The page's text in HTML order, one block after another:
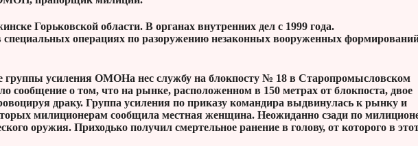
Горьковской области. В органах внутренних дел с 1999 года.
специальных операциях по разоружению незаконных вооруженных
группы усиления ОМОНа нес службу на блокпосту № 18 в Старопромысловском
сообщение о том, что на рынке, расположенном в 150 метрах от блокпоста, двое
драку. Группа усиления по приказу командира выдвинулась к рынку и
милиционерам сообщила местная женщина. Неожиданно сзади по
оружия. Приходько получил смертельное ранение в голову, от которого в